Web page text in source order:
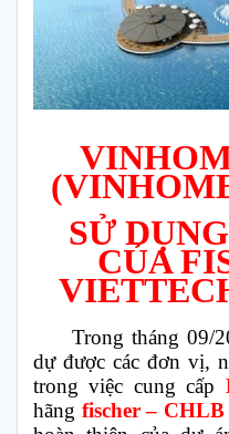
SỬ
CỦA
Trong tháng 09/
dự được các đơn vị,
trong việc cung cấp
hãng fischer –